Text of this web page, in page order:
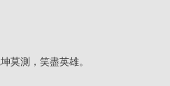
莫測，笑盡英雄。